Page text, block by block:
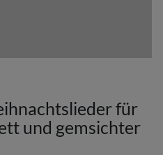
für
und gemsichter